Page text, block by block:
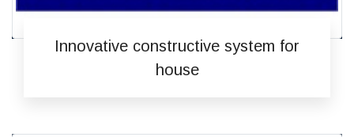
Innovative constructive system for
house